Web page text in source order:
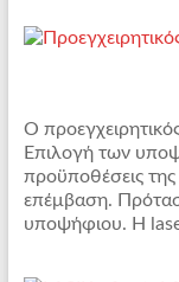
Ο
Επιλογή των
προϋποθέσεις
επέμβαση.
υποψήφιου. Η